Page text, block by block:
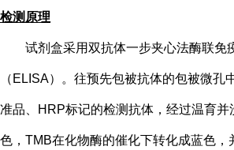
检测原理
试剂盒采用双抗体一步夹心法酶联免
（ ELISA）。往预先包被抗体的包被微孔
准品、HRP标记的检测抗体，经过温育并
色，TMB在化物酶的催化下转化成蓝色，